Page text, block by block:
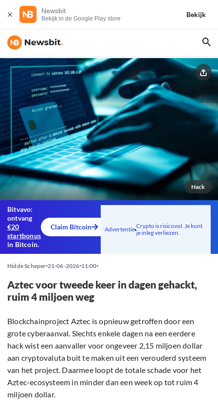
Newsbit
Bekijk in de Google Play store
Bekijk
Hack
Bitvavo:
ontvang
€20
startbonus
in Bitcoin.
Claim Bitcoin Advertentie Crypto is risicovol. Je kunt
je inleg verliezen.
Hidde Scheper 21-06-2026 11:00
Aztec voor tweede keer in dagen gehackt,
ruim 4 miljoen weg
Blockchainproject Aztec is opnieuw getroffen door een
grote cyberaanval. Slechts enkele dagen na een eerdere
hack wist een aanvaller voor ongeveer 2,15 miljoen dollar
aan cryptovaluta buit te maken uit een verouderd systeem
van het project. Daarmee loopt de totale schade voor het
Aztec-ecosysteem in minder dan een week op tot ruim 4
miljoen dollar.